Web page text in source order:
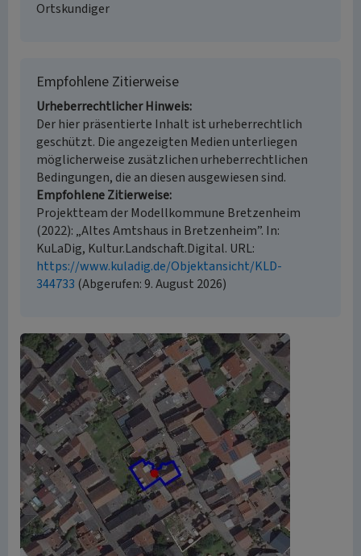
Ortskundiger
Empfohlene Zitierweise
Urheberrechtlicher Hinweis
Der hier präsentierte Inhalt ist urheberrechtlich
geschützt. Die angezeigten Medien unterliegen
möglicherweise zusätzlichen urheberrechtlichen
Bedingungen, die an diesen ausgewiesen sind.
Empfohlene Zitierweise
Projektteam der Modellkommune Bretzenheim
(2022): „Altes Amtshaus in Bretzenheim”. In:
KuLaDig, Kultur.Landschaft.Digital. URL:
https://www.kuladig.de/Objektansicht/KLD-
344733 (Abgerufen: 9. August 2026)